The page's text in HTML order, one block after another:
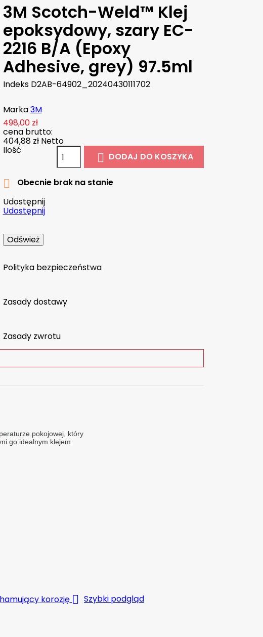
3M Scotch-Weld™ Klej
epoksydowy, szary EC-
2216 B/A (Epoxy
Adhesive, grey) 97.5ml
Indeks D2AB-64902_20240430111702
Marka3M
498,00 zł
cena brutto:
404,88 zł Netto
Ilość
 DODAJ DO KOSZYKA

Obecnie brak na stanie
Udostępnij
Udostępnij
Polityka bezpieczeństwa
Zasady dostawy
Zasady zwrotu
pokojowej, który
go idealnym klejem
 Szybki podgląd